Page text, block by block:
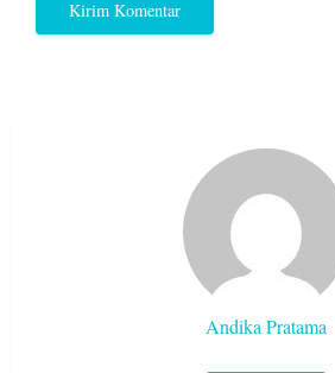
Andika Pratama